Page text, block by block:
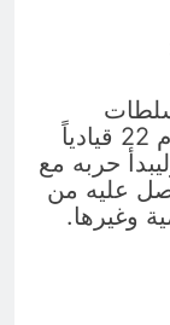
سلطات
الدولة والحزب في العراق.. بإعدام 22 قيادياً
حربه مع
عليه من
وغيرها.